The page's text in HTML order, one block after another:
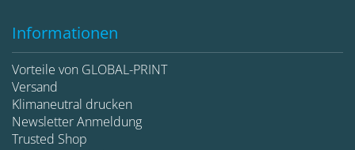
Informationen
Vorteile von GLOBAL-PRINT
Versand
Klimaneutral drucken
Newsletter Anmeldung
Trusted Shop